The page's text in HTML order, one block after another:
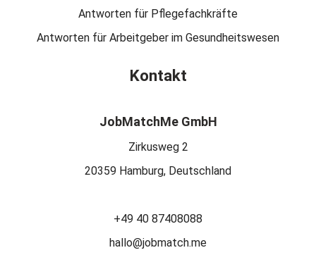
Antworten für Pflegefachkräfte
Antworten für Arbeitgeber im Gesundheitswesen
Kontakt
JobMatchMe GmbH
Zirkusweg 2
20359 Hamburg, Deutschland
+49 40 87408088
hallo@jobmatch.me